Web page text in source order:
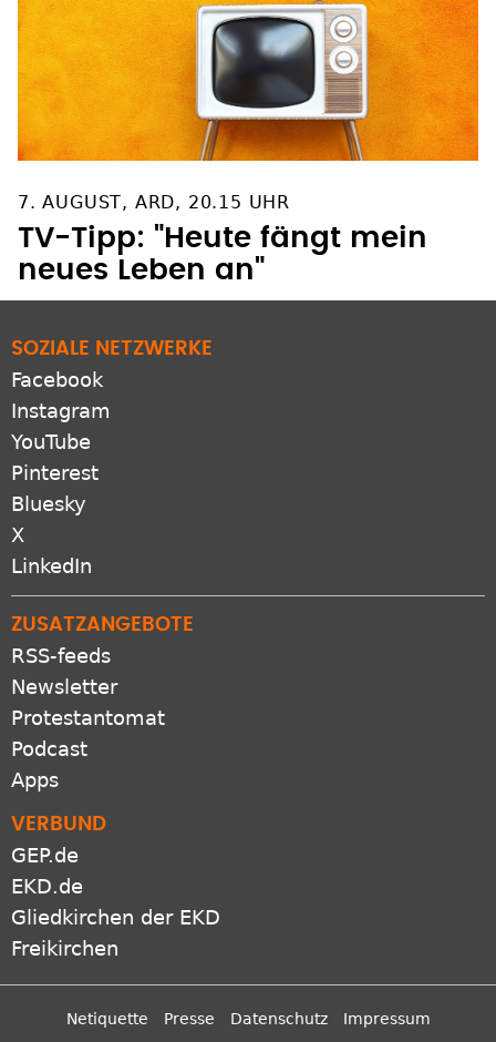
7. AUGUST, ARD, 20.15 UHR
TV-Tipp: "Heute fängt mein
neues Leben an"
SOZIALE NETZWERKE
Facebook
Instagram
YouTube
Pinterest
Bluesky
X
LinkedIn
ZUSATZANGEBOTE
RSS-feeds
Newsletter
Protestantomat
Podcast
Apps
VERBUND
GEP.de
EKD.de
Gliedkirchen der EKD
Freikirchen
Netiquette Presse Datenschutz Impressum